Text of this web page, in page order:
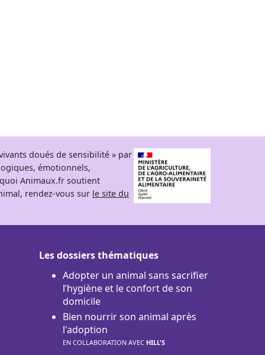
doués de sensibilité » par
émotionnels,
Animaux.fr soutient
rendez-vous sur le site du
Les dossiers thématiques
Adopter un animal sans sacrifier
l’hygiène et le confort de son
domicile
Bien nourrir son animal après
l'adoption
EN COLLABORATION AVEC HILL'S